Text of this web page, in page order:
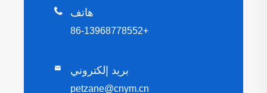
 هاتف
+86-13968778552
 بريد إلكتروني
petzane@cnym.cn